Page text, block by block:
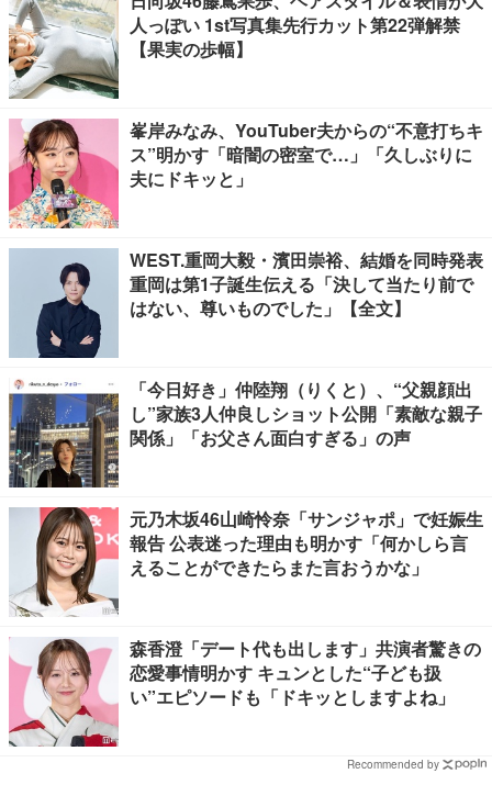
人っぽい 1st写真集先行カット第22弾解禁
【果実の歩幅】
峯岸みなみ、YouTuber夫からの“不意打ちキ
ス”明かす「暗闇の密室で…」「久しぶりに
夫にドキッと」
WEST.重岡大毅・濱田崇裕、結婚を同時発表
重岡は第1子誕生伝える「決して当たり前で
はない、尊いものでした」【全文】
「今日好き」仲陸翔（りくと）、“父親顔出
し”家族3人仲良しショット公開「素敵な親子
関係」「お父さん面白すぎる」の声
元乃木坂46山崎怜奈「サンジャポ」で妊娠生
報告 公表迷った理由も明かす「何かしら言
えることができたらまた言おうかな」
森香澄「デート代も出します」共演者驚きの
恋愛事情明かす キュンとした“子ども扱
い”エピソードも「ドキッとしますよね」
Recommended by